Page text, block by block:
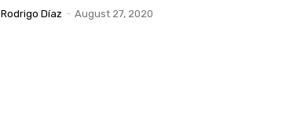
Rodrigo Díaz - August 27, 2020